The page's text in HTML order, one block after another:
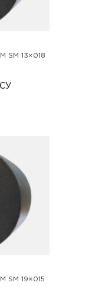
SM 13×018
SM 19×015